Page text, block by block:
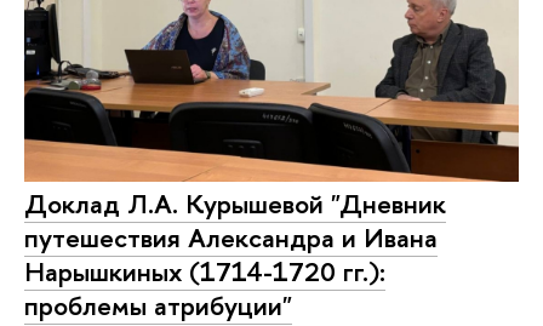
Доклад Л.А. Курышевой "Дневник
путешествия Александра и Ивана
Нарышкиных (1714-1720 гг.):
проблемы атрибуции"